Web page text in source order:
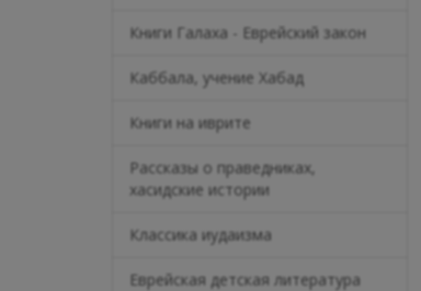
Книги Галаха - Еврейский закон
Каббала, учение Хабад
Книги на иврите
Рассказы о праведниках,
хасидские истории
Классика иудаизма
Еврейская детская литература